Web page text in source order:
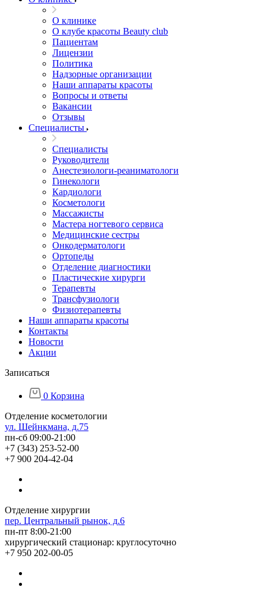
О клинике
О клубе красоты Beauty club
Пациентам
Лицензии
Политика
Надзорные организации
Наши аппараты красоты
Вопросы и ответы
Вакансии
Отзывы
Специалисты
Специалисты
Руководители
Анестезиологи-реаниматологи
Гинекологи
Кардиологи
Косметологи
Массажисты
Мастера ногтевого сервиса
Медицинские сестры
Онкодерматологи
Ортопеды
Отделение диагностики
Пластические хирурги
Терапевты
Трансфузиологи
Физиотерапевты
Наши аппараты красоты
Контакты
Новости
Акции
Записаться
0 Корзина
Отделение косметологии
ул. Шейнкмана, д.75
пн-сб 09:00-21:00
+7 (343) 253-52-00
+7 900 204-42-04
Отделение хирургии
пер. Центральный рынок, д.6
пн-пт 8:00-21:00
хирургический стационар: круглосуточно
+7 950 202-00-05